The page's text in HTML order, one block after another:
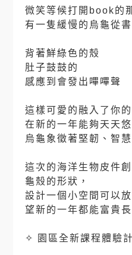
微笑等候打開book的
有一隻緩慢的烏龜從
背著鮮綠色的殼
肚子鼓鼓的
感應到會發出嗶嗶聲
這樣可愛的融入了你的
在新的一年能夠天天
烏龜象徵著堅韌、智
這次的海洋生物皮件
龜殼的形狀，
設計一個小空間可以
望新的一年都能富貴
✧ 園區全新課程體驗